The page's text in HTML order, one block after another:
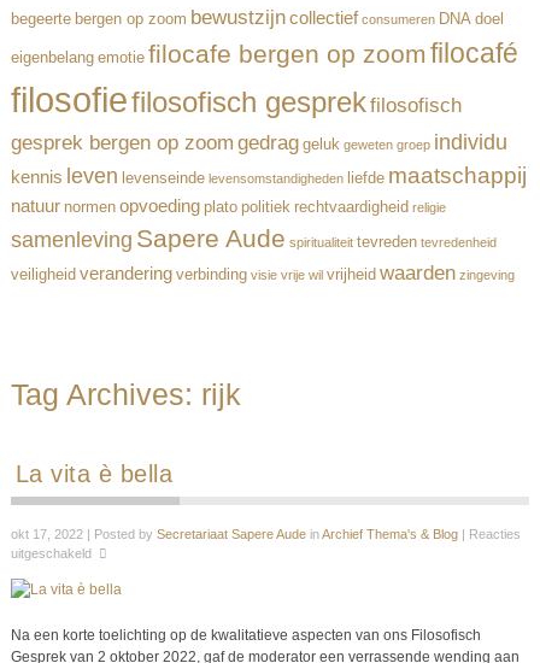
begeerte bergen op zoom bewustzijncollectief consumeren DNA doel
eigenbelang emotie filocafe bergen op zoom filocafé
filosofiefilosofisch gesprekfilosofisch
gesprek bergen op zoom gedrag geluk geweten groep individu
kennis leven levenseinde levensomstandigheden liefde maatschappij
natuur normen opvoeding plato politiek rechtvaardigheid religie
samenleving Sapere Aude spiritualiteit tevreden tevredenheid
veiligheid verandering verbinding visie vrije wil vrijheid waarden zingeving
Tag Archives: rijk
La vita è bella
okt 17, 2022 | Posted by Secretariaat Sapere AudeinArchief Thema's & Blog| Reacties
uitgeschakeld
Na een korte toelichting op de kwalitatieve aspecten van ons Filosofisch
Gesprek van 2 oktober 2022, gaf de moderator een verrassende wending aan